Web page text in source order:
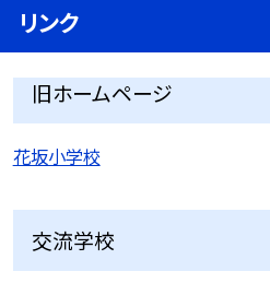
リンク
旧ホームページ
花坂小学校
交流学校